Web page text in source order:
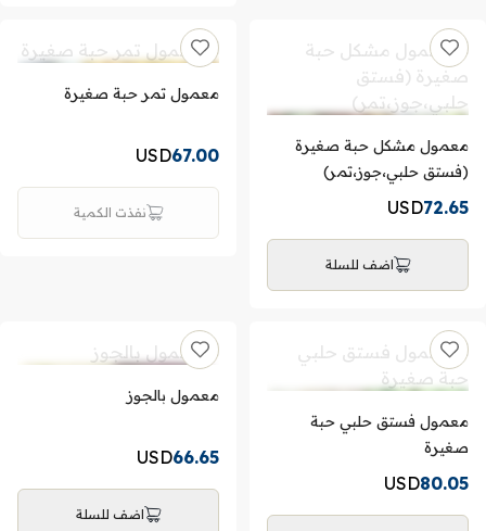
معمول مشكل حبة صغيرة
(فستق حلبي،جوز،تمر)
72.65
USD
اضف للسلة
معمول تمر حبة صغيرة
67.00
USD
نفذت الكمية
معمول فستق حلبي حبة
صغيرة
80.05
USD
معمول بالجوز
66.65
USD
اضف للسلة